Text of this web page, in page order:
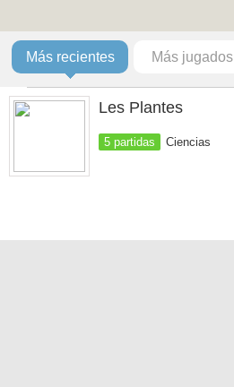
Más recientes Más jugados
Les Plantes
5 partidas Ciencias